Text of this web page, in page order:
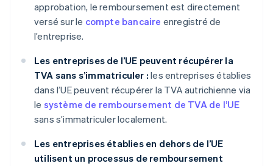
approbation, le remboursement est directement
versé sur le compte bancaire enregistré de
l’entreprise.
Les entreprises de l’UE peuvent récupérer la
TVA sans s’immatriculer : les entreprises établies
dans l’UE peuvent récupérer la TVA autrichienne via
le système de remboursement de TVA de l’UE
sans s’immatriculer localement.
Les entreprises établies en dehors de l’UE
utilisent un processus de remboursement